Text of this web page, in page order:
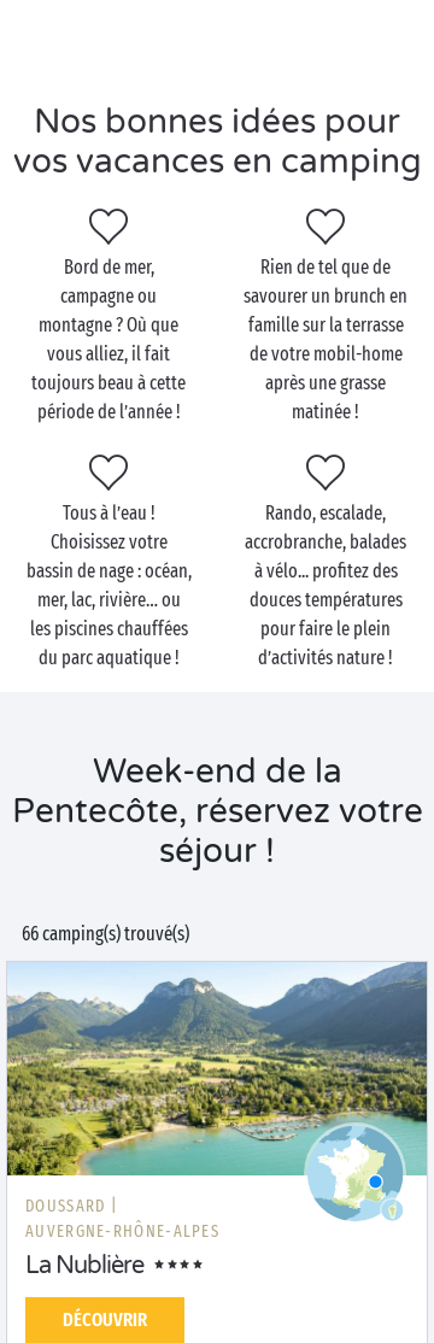
allez pouvoir exhiber votre bronzage avant tout le
monde et ça, ça n’a pas de prix !
est en pleine floraison, le
week-end de Pentecôte vous permet de savourer un
séjour dans la destination de votre choix, sans
prendre de risque côté météo : en camping en
bord de mer, en pleine campagneou en
basse montagne, tous les décors sont ensoleillés au
mois de mai ! Sur place, installez-vous
confortablement dans l’un de nos
cottages tout
équipés pour savourer le farniente. Mieux encore,
louez un authentique
emplacement de camping
être aux premières loges alors que la nature s’éveille.
Piscine couverte ou en plein air, animations
gratuites, services étoilés, tout est déjà disponible
dans votre camping Sandaya, il n’y a plus qu’à en
profiter !
Nos bonnes idées pour
vos vacances en camping
Bord de mer,
campagne ou
montagne ? Où que
vous alliez, il fait
toujours beau à cette
période de l’année !
Rien de tel que de
savourer un brunch en
famille sur la terrasse
de votre mobil-home
après une grasse
matinée !
Tous à l’eau !
Choisissez votre
bassin de nage : océan,
mer, lac, rivière… ou
les piscines chauffées
du parc aquatique !
Rando, escalade,
accrobranche, balades
à vélo... profitez des
douces températures
pour faire le plein
d’activités nature !
Week-end de la
Pentecôte, réservez votre
séjour !
66 camping(s) trouvé(s)
DOUSSARD |
AUVERGNE-RHÔNE-ALPES
La Nublière
DÉCOUVRIR